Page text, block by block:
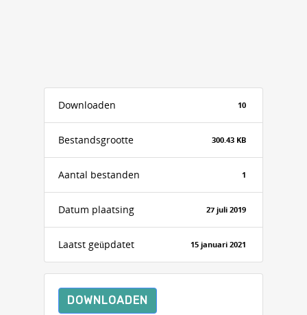
Downloaden 10
Bestandsgrootte 300.43 KB
Aantal bestanden 1
Datum plaatsing 27 juli 2019
Laatst geüpdatet 15 januari 2021
DOWNLOADEN